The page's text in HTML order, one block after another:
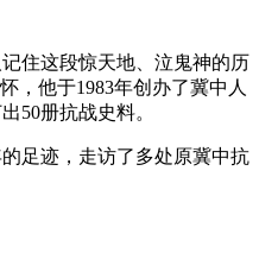
住这段惊天地、泣鬼神的历
，他于1983年创办了冀中人
50册抗战史料。
足迹，走访了多处原冀中抗